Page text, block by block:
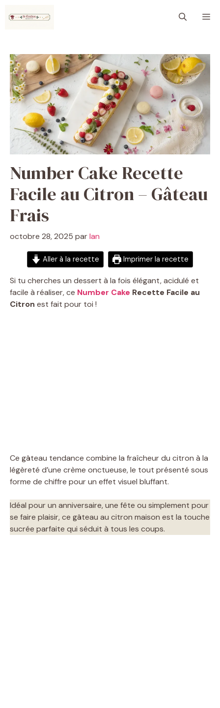
Number Cake Recette
Facile au Citron – Gâteau
Frais
octobre 28, 2025 parIan
Aller à la recette Imprimer la recette
Si tu cherches un dessert à la fois élégant, acidulé et
facile à réaliser, ce Number Cake Recette Facile au
Citron est fait pour toi !
Ce gâteau tendance combine la fraîcheur du citron à la
légèreté d’une crème onctueuse, le tout présenté sous
forme de chiffre pour un effet visuel bluffant.
Idéal pour un anniversaire, une fête ou simplement pour
se faire plaisir, ce gâteau au citron maison est la touche
sucrée parfaite qui séduit à tous les coups.